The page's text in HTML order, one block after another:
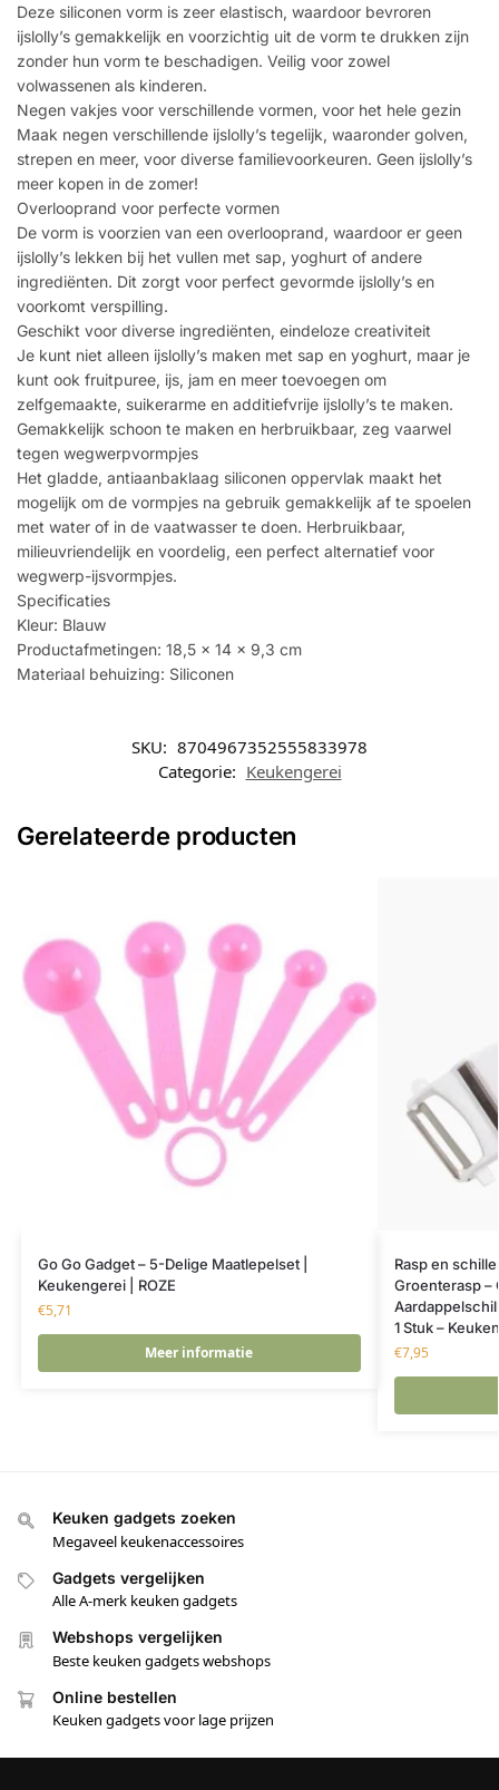
Deze siliconen vorm is zeer elastisch, waardoor bevroren
ijslolly’s gemakkelijk en voorzichtig uit de vorm te drukken zijn
zonder hun vorm te beschadigen. Veilig voor zowel
volwassenen als kinderen.
Negen vakjes voor verschillende vormen, voor het hele gezin
Maak negen verschillende ijslolly’s tegelijk, waaronder golven,
strepen en meer, voor diverse familievoorkeuren. Geen ijslolly’s
meer kopen in de zomer!
Overlooprand voor perfecte vormen
De vorm is voorzien van een overlooprand, waardoor er geen
ijslolly’s lekken bij het vullen met sap, yoghurt of andere
ingrediënten. Dit zorgt voor perfect gevormde ijslolly’s en
voorkomt verspilling.
Geschikt voor diverse ingrediënten, eindeloze creativiteit
Je kunt niet alleen ijslolly’s maken met sap en yoghurt, maar je
kunt ook fruitpuree, ijs, jam en meer toevoegen om
zelfgemaakte, suikerarme en additiefvrije ijslolly’s te maken.
Gemakkelijk schoon te maken en herbruikbaar, zeg vaarwel
tegen wegwerpvormpjes
Het gladde, antiaanbaklaag siliconen oppervlak maakt het
mogelijk om de vormpjes na gebruik gemakkelijk af te spoelen
met water of in de vaatwasser te doen. Herbruikbaar,
milieuvriendelijk en voordelig, een perfect alternatief voor
wegwerp-ijsvormpjes.
Specificaties
Kleur: Blauw
Productafmetingen: 18,5 x 14 x 9,3 cm
Materiaal behuizing: Siliconen
SKU: 8704967352555833978
Categorie: Keukengerei
Gerelateerde producten
Go Go Gadget – 5-Delige Maatlepelset |
Keukengerei | ROZE
€5,71
Meer informatie
Rasp en
Groenterasp –
1 Stuk –
€7,95
Keuken gadgets zoeken
Megaveel keukenaccessoires
Gadgets vergelijken
Alle A-merk keuken gadgets
Webshops vergelijken
Beste keuken gadgets webshops
Online bestellen
Keuken gadgets voor lage prijzen